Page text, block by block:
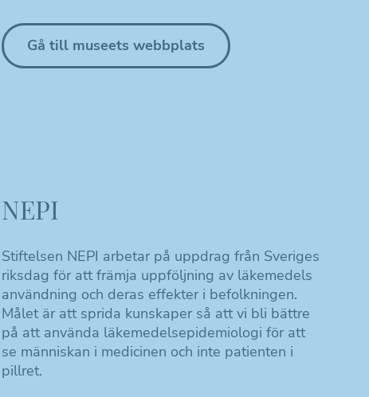
Gå till museets webbplats
NEPI
Stiftelsen NEPI arbetar på uppdrag från Sveriges
riksdag för att främja uppföljning av läkemedels
användning och deras effekter i befolkningen.
Målet är att sprida kunskaper så att vi bli bättre
på att använda läkemedelsepidemiologi för att
se människan i medicinen och inte patienten i
pillret.